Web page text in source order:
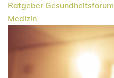
Ratgeber Gesundheitsforum
Medizin